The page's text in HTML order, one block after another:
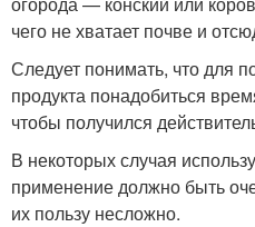
чего не хватает почве и
Следует понимать, что для
продукта понадобиться
чтобы получился
В некоторых случая
применение должно быть
их пользу несложно.